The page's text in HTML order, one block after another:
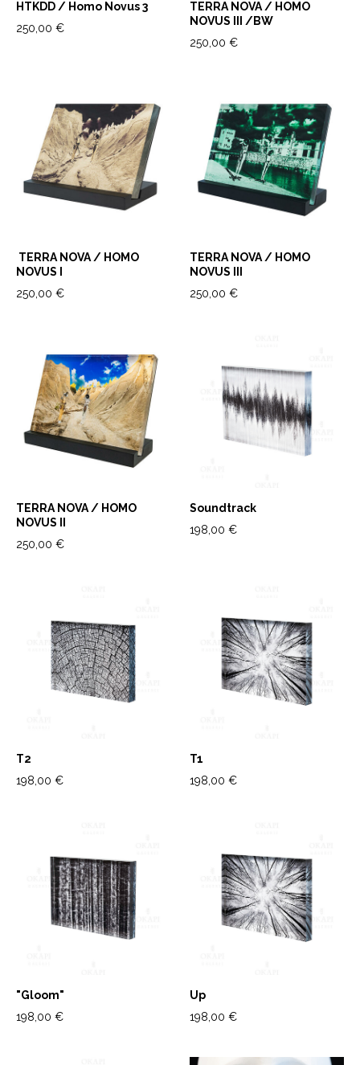
HTKDD / Homo Novus 3
250,00 €
TERRA NOVA / HOMO
NOVUS III /BW
250,00 €
TERRA NOVA / HOMO
NOVUS I
250,00 €
TERRA NOVA / HOMO
NOVUS III
250,00 €
TERRA NOVA / HOMO
NOVUS II
250,00 €
Soundtrack
198,00 €
T2
198,00 €
T1
198,00 €
"Gloom"
198,00 €
Up
198,00 €